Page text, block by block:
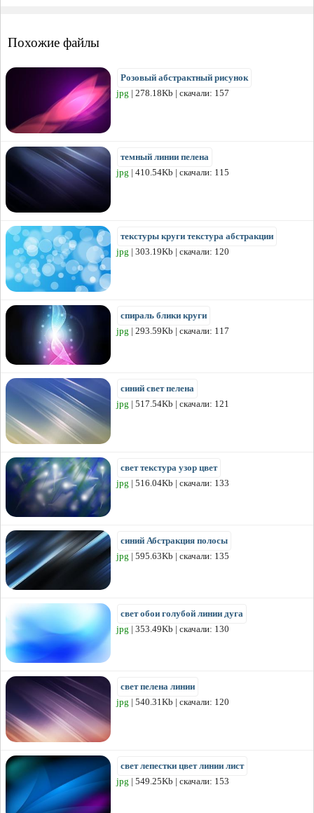
Похожие файлы
Розовый абстрактный рисунок
jpg | 278.18Kb | скачали: 157
темный линии пелена
jpg | 410.54Kb | скачали: 115
текстуры круги текстура абстракции
jpg | 303.19Kb | скачали: 120
спираль блики круги
jpg | 293.59Kb | скачали: 117
синий свет пелена
jpg | 517.54Kb | скачали: 121
свет текстура узор цвет
jpg | 516.04Kb | скачали: 133
синий Абстракция полосы
jpg | 595.63Kb | скачали: 135
свет обои голубой линии дуга
jpg | 353.49Kb | скачали: 130
свет пелена линии
jpg | 540.31Kb | скачали: 120
свет лепестки цвет линии лист
jpg | 549.25Kb | скачали: 153